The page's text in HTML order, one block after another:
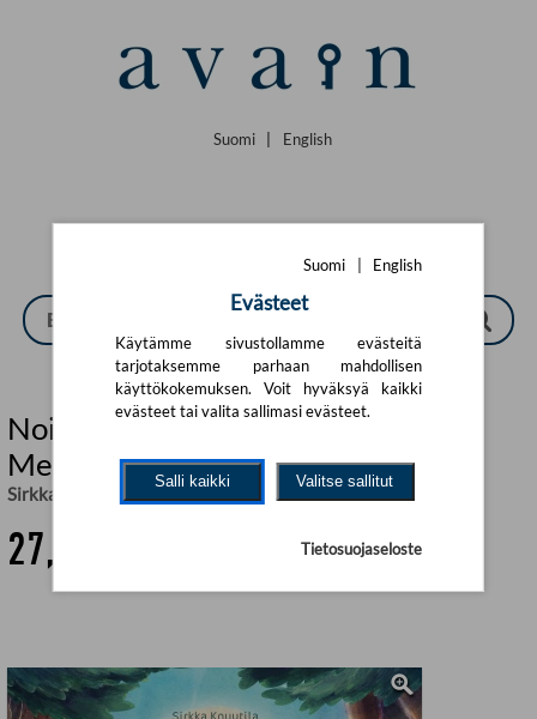
Suomi English
Noitapoika Peeveli Pahkeinen ja
Menninkäismetsän tyttö
Sirkka Knuutila,Olga Badulina (kuv.)
27,86 €
Suomi English
Evästeet
Käytämme sivustollamme evästeitä
tarjotaksemme parhaan mahdollisen
käyttökokemuksen. Voit hyväksyä kaikki
evästeet tai valita sallimasi evästeet.
Salli kaikki Valitse sallitut
Tietosuojaseloste